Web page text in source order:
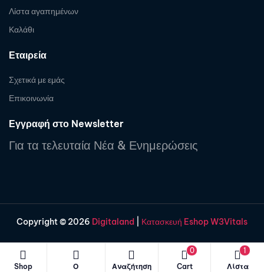
Shop Ο Αναζήτηση Cart
0
Λίστα
1
Λίστα αγαπημένων
Καλάθι
Εταιρεία
Σχετικά με εμάς
Επικοινωνία
Εγγραφή στο Newsletter
Για τα τελευταία Νέα & Ενημερώσεις
Copyright © 2026 Digitaland Κατασκευή Eshop W3Vitals